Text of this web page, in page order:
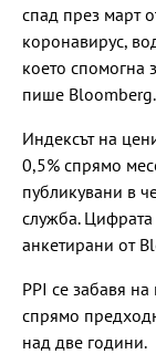
спад през март
коронавирус,
което спомогна
пише Bloomberg.
Индексът на
0,5% спрямо
публикувани в
служба.
анкетирани от
PPI се забавя
спрямо
над две години.